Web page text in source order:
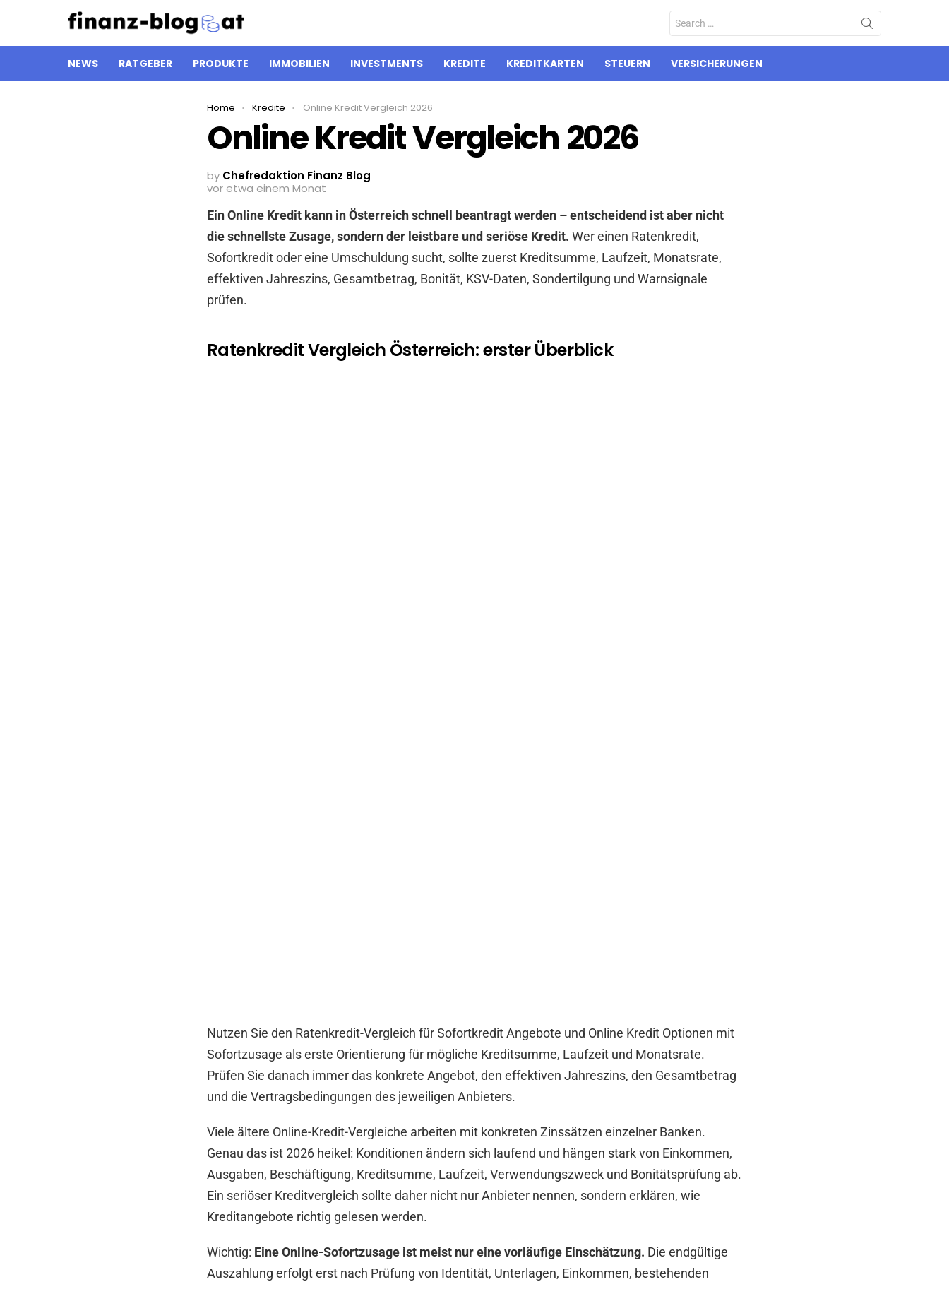
Search
for:
NEWS RATGEBER PRODUKTE IMMOBILIEN INVESTMENTS KREDITE KREDITKARTEN STEUERN VERSICHERUNGEN
You are here:
Home Kredite Online Kredit Vergleich 2026
Online Kredit Vergleich 2026
by Chefredaktion Finanz Blog
vor etwa einem Monat
Ein Online Kredit kann in Österreich schnell beantragt werden – entscheidend ist aber nicht
die schnellste Zusage, sondern der leistbare und seriöse Kredit. Wer einen Ratenkredit,
Sofortkredit oder eine Umschuldung sucht, sollte zuerst Kreditsumme, Laufzeit, Monatsrate,
effektiven Jahreszins, Gesamtbetrag, Bonität, KSV-Daten, Sondertilgung und Warnsignale
prüfen.
Ratenkredit Vergleich Österreich: erster Überblick
Nutzen Sie den Ratenkredit-Vergleich für Sofortkredit Angebote und Online Kredit Optionen mit
Sofortzusage als erste Orientierung für mögliche Kreditsumme, Laufzeit und Monatsrate.
Prüfen Sie danach immer das konkrete Angebot, den effektiven Jahreszins, den Gesamtbetrag
und die Vertragsbedingungen des jeweiligen Anbieters.
Viele ältere Online-Kredit-Vergleiche arbeiten mit konkreten Zinssätzen einzelner Banken.
Genau das ist 2026 heikel: Konditionen ändern sich laufend und hängen stark von Einkommen,
Ausgaben, Beschäftigung, Kreditsumme, Laufzeit, Verwendungszweck und Bonitätsprüfung ab.
Ein seriöser Kreditvergleich sollte daher nicht nur Anbieter nennen, sondern erklären, wie
Kreditangebote richtig gelesen werden.
Wichtig: Eine Online-Sofortzusage ist meist nur eine vorläufige Einschätzung. Die endgültige
Auszahlung erfolgt erst nach Prüfung von Identität, Unterlagen, Einkommen, bestehenden